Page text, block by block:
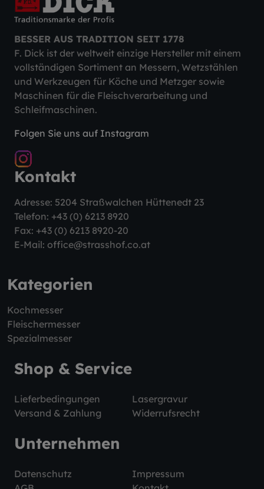
BESSER AUS TRADITION SEIT 1778
F. Dick ist der weltweit einzige Hersteller mit einem
vollständigen Sortiment an Messern, Wetzstählen
und Werkzeugen für Köche und Metzger sowie
Maschinen für die Fleischverarbeitung und
Schleifmaschinen.
Folgen Sie uns auf Instagram
Kontakt
Adresse: 5204 Straßwalchen Hüttenedt 23
Telefon: +43 (0) 6213 8920
Fax: +43 (0) 6213 8920-20
E-Mail: office@strasshof.co.at
Kategorien
Kochmesser
Fleischermesser
Spezialmesser
Shop & Service
Lieferbedingungen
Lasergravur
Versand & Zahlung
Widerrufsrecht
Unternehmen
Datenschutz
Impressum